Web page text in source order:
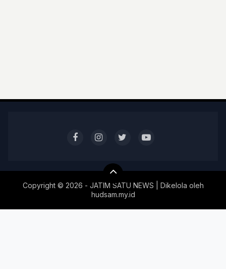
Copyright © 2026 - JATIM SATU NEWS | Dikelola oleh
hudsam.my.id